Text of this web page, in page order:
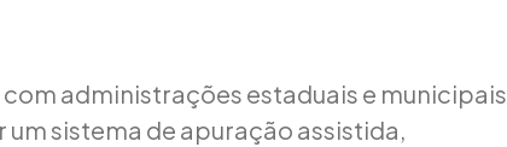
administrações estaduais e municipais
um sistema de apuração assistida,